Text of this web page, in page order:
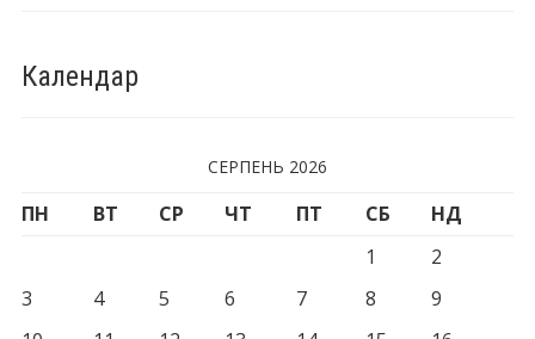
Календар
СЕРПЕНЬ 2026
ПН ВТ СР ЧТ ПТ СБ
НД
1
2
3
4 5 6 7 8
9